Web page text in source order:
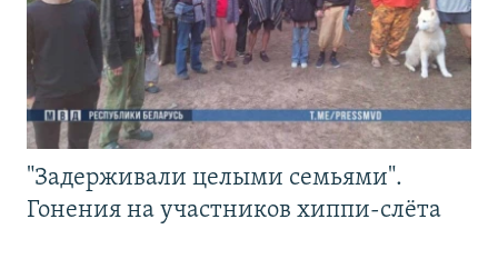
"Задерживали целыми семьями".
Гонения на участников хиппи-слёта